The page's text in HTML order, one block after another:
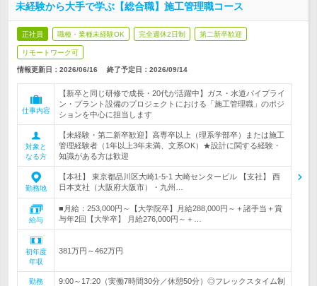
未経験から大手で学ぶ【総合職】施工管理職コース
正社員 職種・業種未経験OK 完全週休2日制 第二新卒歓迎
リモートワーク可
情報更新日：2026/06/16 終了予定日： 2026/09/14
仕事内容
【新卒と同じ研修で成長・20代が活躍中】ガス・水道パイプライ
ン・プラント設備のプロジェクトにおける「施工管理職」のポジ
ションを中心に担当します
対象と
なる方
【未経験・第二新卒歓迎】高専卒以上（理系学部卒）または施工
管理経験者（1年以上3年未満、文系OK）★設計に関する経験・
知識がある方は歓迎
勤務地
【本社】 東京都品川区大崎1-5-1 大崎センタービル 【支社】 西
日本支社（大阪府大阪市）・九州…
給与
■月給：253,000円～【大学院卒】月給288,000円～＋諸手当＋賞
与年2回【大学卒】 月給276,000円～＋…
初年度
年収
381万円～462万円
勤務
9:00～17:20（実働7時間30分／休憩50分）◎フレックスタイム制